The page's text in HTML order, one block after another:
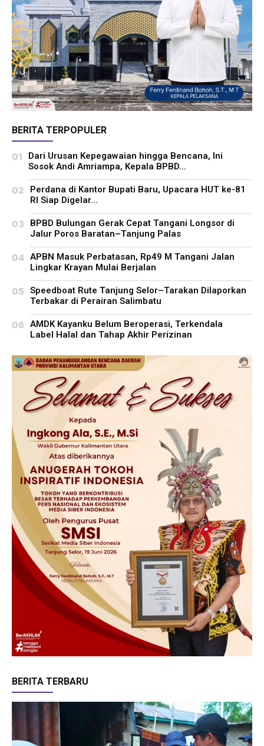
BERITA TERPOPULER
Dari Urusan Kepegawaian hingga Bencana, Ini
Sosok Andi Amriampa, Kepala BPBD...
Perdana di Kantor Bupati Baru, Upacara HUT ke-81
RI Siap Digelar...
BPBD Bulungan Gerak Cepat Tangani Longsor di
Jalur Poros Baratan–Tanjung Palas
APBN Masuk Perbatasan, Rp49 M Tangani Jalan
Lingkar Krayan Mulai Berjalan
Speedboat Rute Tanjung Selor–Tarakan Dilaporkan
Terbakar di Perairan Salimbatu
AMDK Kayanku Belum Beroperasi, Terkendala
Label Halal dan Tahap Akhir Perizinan
BERITA TERBARU